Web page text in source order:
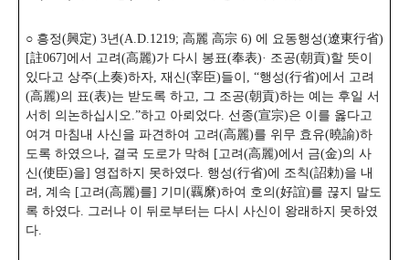
○ 흥정(興定) 3년(A.D.1219; 高麗 高宗 6) 에 요동행성(遼東行省)
[註067]에서 고려(高麗)가 다시 봉표(奉表)· 조공(朝貢)할 뜻이
있다고 상주(上奏)하자, 재신(宰臣)들이, “행성(行省)에서 고려
(高麗)의 표(表)는 받도록 하고, 그 조공(朝貢)하는 예는 후일 서
서히 의논하십시오.”하고 아뢰었다. 선종(宣宗)은 이를 옳다고
여겨 마침내 사신을 파견하여 고려(高麗)를 위무 효유(曉諭)하
도록 하였으나, 결국 도로가 막혀 [고려(高麗)에서 금(金)의 사
신(使臣)을] 영접하지 못하였다. 행성(行省)에 조칙(詔勅)을 내
려, 계속 [고려(高麗)를] 기미(覊縻)하여 호의(好誼)를 끊지 말도
록 하였다. 그러나 이 뒤로부터는 다시 사신이 왕래하지 못하였
다.